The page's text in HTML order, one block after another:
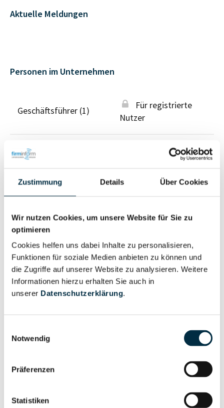
Zustimmung Details Über Cookies
Wir nutzen Cookies, um unsere Website für Sie zu
optimieren
Cookies helfen uns dabei Inhalte zu personalisieren,
Funktionen für soziale Medien anbieten zu können und
die Zugriffe auf unserer Website zu analysieren. Weitere
Informationen hierzu erhalten Sie auch in
unserer Datenschutzerklärung.
Notwendig
Präferenzen
Statistiken
Aktuelle Meldungen
Personen im Unternehmen
Geschäftsführer (1)
Für registrierte
Nutzer
Wirtschaftlich
Vollständiges
Unternehmensprofil
anfragen
Eigentums- und Kontrollstruktur
Gesellschafterstruktur
Vollständiges
Unternehmensprofil
anfragen
Unternehmensprofil
Berechtigten Pfad
Vollständiges
Unternehmensprofil